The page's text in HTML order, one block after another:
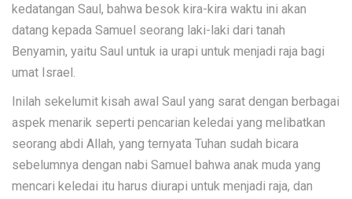
kedatangan Saul, bahwa besok kira-kira waktu ini akan
datang kepada Samuel seorang laki-laki dari tanah
Benyamin, yaitu Saul untuk ia urapi untuk menjadi raja bagi
umat Israel.
Inilah sekelumit kisah awal Saul yang sarat dengan berbagai
aspek menarik seperti pencarian keledai yang melibatkan
seorang abdi Allah, yang ternyata Tuhan sudah bicara
sebelumnya dengan nabi Samuel bahwa anak muda yang
mencari keledai itu harus diurapi untuk menjadi raja, dan